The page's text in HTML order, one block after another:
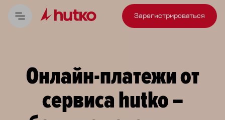
Зарегистрироваться
Онлайн-платежи от
сервиса hutko –